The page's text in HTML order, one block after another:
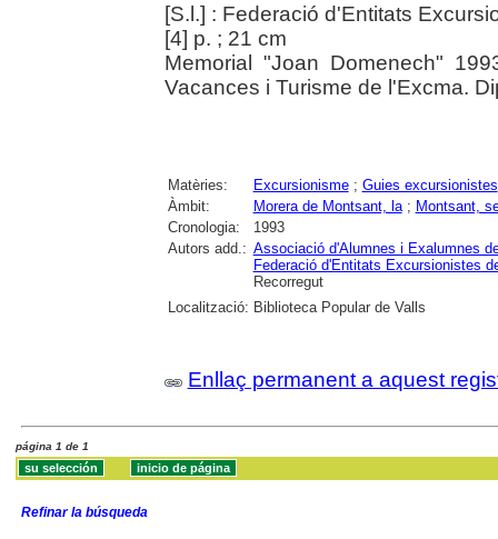
[S.l.] : Federació d'Entitats
[4] p. ; 21 cm
Memorial "Joan Domenech"
Vacances i Turisme de l'Excma.
Matèries: Excursionisme; Guies excursionistes
Àmbit:
Morera de Montsant, la; Montsant,
Cronologia:
1993
Autors add.: Associació d'Alumnes i Exalumnes
Federació d'Entitats Excursionistes
Recorregut
Localització: Biblioteca Popular de Valls
Enllaç permanent a aquest
página 1 de 1
Refinar la búsqueda